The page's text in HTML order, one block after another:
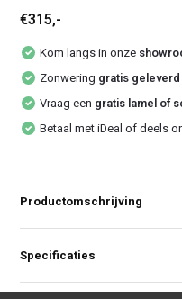
€315,-
Kom langs in onze
Zonwering gratis geleverd
Vraag een gratis lamel of
Betaal met iDeal of deels
Productomschrijving
Specificaties